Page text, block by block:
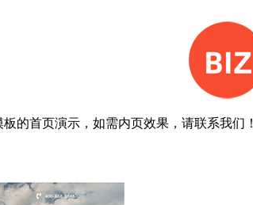
的首页演示，如需内页效果，请联系我们！